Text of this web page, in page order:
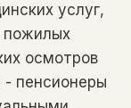
услуг,
пожилых
осмотров
- пенсионеры